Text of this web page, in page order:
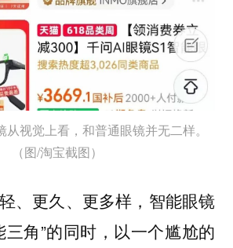
视觉上看，和普通眼镜并无二样。
（图/淘宝截图）
、更久、更多样，智能眼镜
三角”的同时，以一个尴尬的